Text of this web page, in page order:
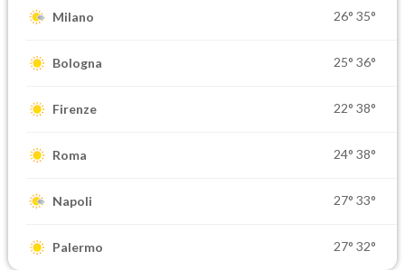
Milano 26° 35°
Bologna 25° 36°
Firenze 22° 38°
Roma 24° 38°
Napoli 27° 33°
Palermo 27° 32°